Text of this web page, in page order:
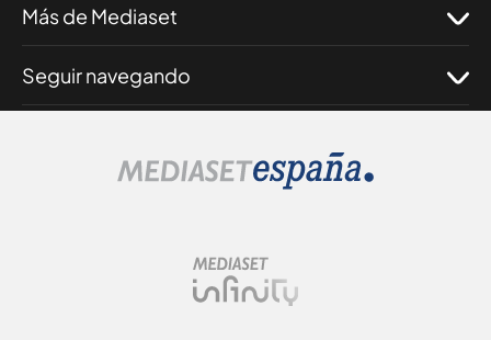
Más de Mediaset
Seguir navegando